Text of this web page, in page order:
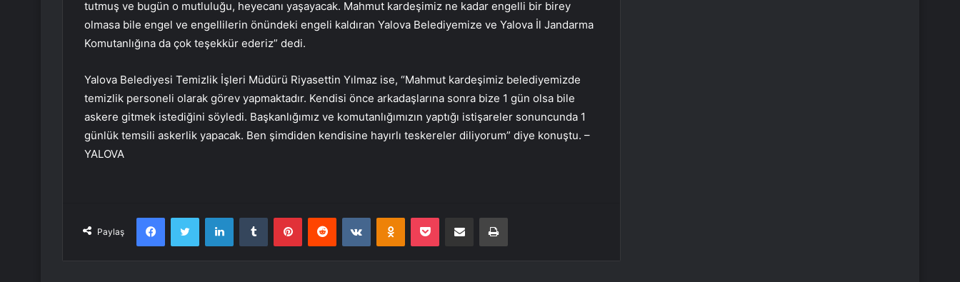
tutmuş ve bugün o mutluluğu, heyecanı yaşayacak. Mahmut kardeşimiz ne kadar engelli bir birey
olmasa bile engel ve engellilerin önündeki engeli kaldıran Yalova Belediyemize ve Yalova İl Jandarma
Komutanlığına da çok teşekkür ederiz” dedi.
Yalova Belediyesi Temizlik İşleri Müdürü Riyasettin Yılmaz ise, “Mahmut kardeşimiz belediyemizde
temizlik personeli olarak görev yapmaktadır. Kendisi önce arkadaşlarına sonra bize 1 gün olsa bile
askere gitmek istediğini söyledi. Başkanlığımız ve komutanlığımızın yaptığı istişareler sonuncunda 1
günlük temsili askerlik yapacak. Ben şimdiden kendisine hayırlı teskereler diliyorum” diye konuştu. –
YALOVA
Paylaş
FacebookTwitter LinkedInTumblr PinterestReddit VKontakteOdnoklassniki
Pocket E-Posta ile paylaş Yazdır